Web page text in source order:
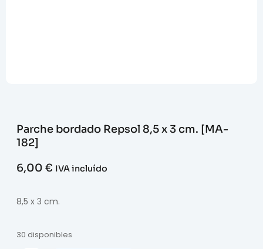
Parche bordado Repsol 8,5 x 3 cm. [MA-
182]
6,00 € IVA incluído
8,5 x 3 cm.
30 disponibles